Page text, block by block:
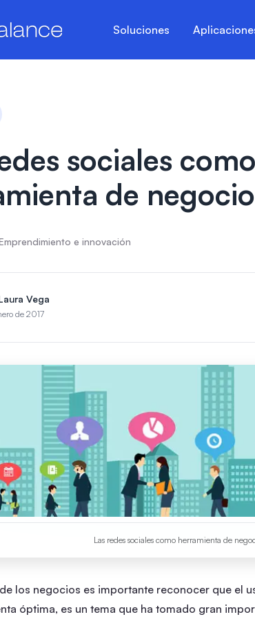
Soluciones
sociales como
de negocio
e innovación
Vega
de 2017
Las redes sociales como herramienta de
los negocios es importante reconocer que el
óptima, es un tema que ha tomado gran